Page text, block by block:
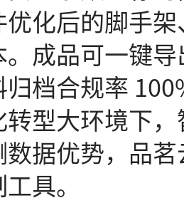
化后的脚手
成品可一键
档合规率
大环境下，
据优势，品
具。